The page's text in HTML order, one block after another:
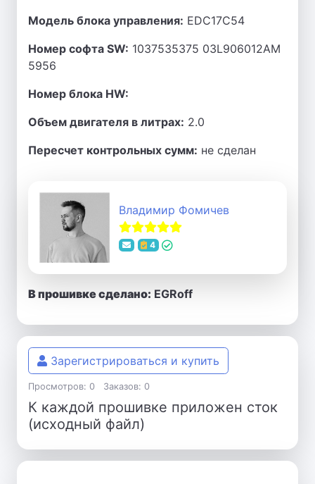
Модель блока управления: EDC17C54
Номер софта SW: 1037535375 03L906012AM
5956
Номер блока HW:
Объем двигателя в литрах: 2.0
Пересчет контрольных сумм: не сделан
Владимир Фомичев
4
В прошивке сделано: EGRoff
Зарегистрироваться и купить
Просмотров: 0 Заказов: 0
К каждой прошивке приложен сток
(исходный файл)